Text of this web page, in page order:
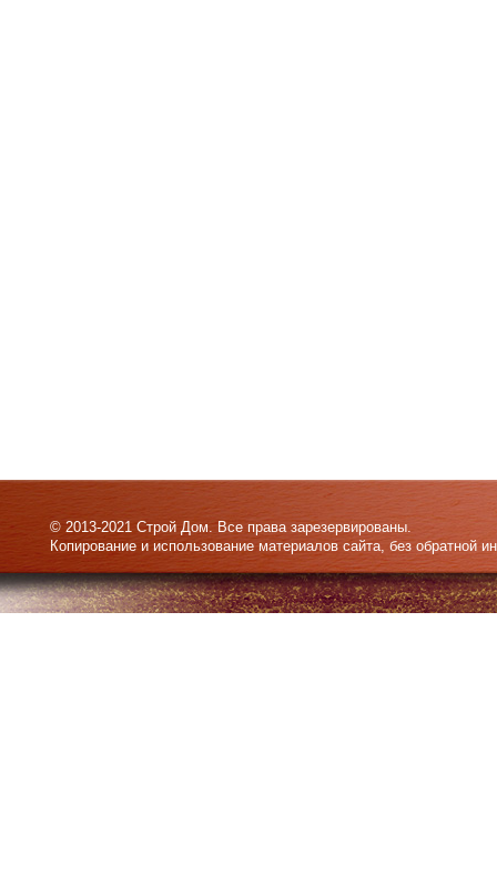
© 2013-2021 Строй Дом. Все права зарезервированы.
Копирование и использование материалов сайта, без обратной